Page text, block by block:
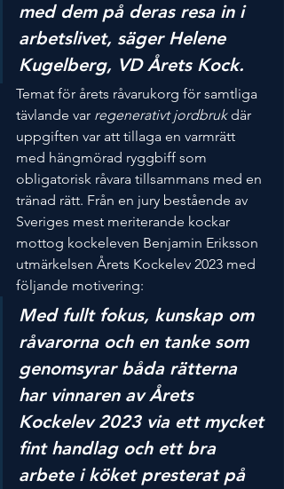
med dem på deras resa in i
arbetslivet, säger Helene
Kugelberg, VD Årets Kock.
Temat för årets råvarukorg för samtliga
tävlande var regenerativt jordbruk där
uppgiften var att tillaga en varmrätt
med hängmörad ryggbiff som
obligatorisk råvara tillsammans med en
tränad rätt. Från en jury bestående av
Sveriges mest meriterande kockar
mottog kockeleven Benjamin Eriksson
utmärkelsen Årets Kockelev 2023 med
följande motivering:
Med fullt fokus, kunskap om
råvarorna och en tanke som
genomsyrar båda rätterna
har vinnaren av Årets
Kockelev 2023 via ett mycket
fint handlag och ett bra
arbete i köket presterat på